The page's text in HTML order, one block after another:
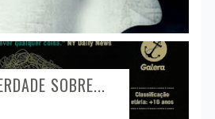
SOBRE...